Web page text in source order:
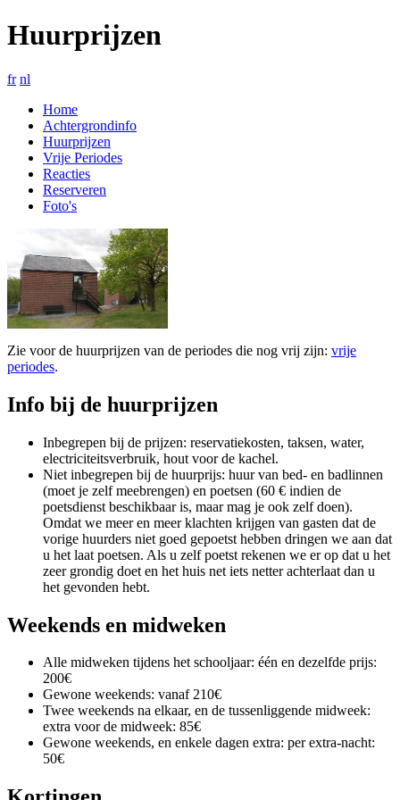
Huurprijzen
fr nl
Home
Achtergrondinfo
Huurprijzen
Vrije Periodes
Reacties
Reserveren
Foto's
Zie voor de huurprijzen van de periodes die nog vrij zijn: vrije
periodes.
Info bij de huurprijzen
Inbegrepen bij de prijzen: reservatiekosten, taksen, water,
electriciteitsverbruik, hout voor de kachel.
Niet inbegrepen bij de huurprijs: huur van bed- en badlinnen
(moet je zelf meebrengen) en poetsen (60 € indien de
poetsdienst beschikbaar is, maar mag je ook zelf doen).
Omdat we meer en meer klachten krijgen van gasten dat de
vorige huurders niet goed gepoetst hebben dringen we aan dat
u het laat poetsen. Als u zelf poetst rekenen we er op dat u het
zeer grondig doet en het huis net iets netter achterlaat dan u
het gevonden hebt.
Weekends en midweken
Alle midweken tijdens het schooljaar: één en dezelfde prijs:
200€
Gewone weekends: vanaf 210€
Twee weekends na elkaar, en de tussenliggende midweek:
extra voor de midweek: 85€
Gewone weekends, en enkele dagen extra: per extra-nacht:
50€